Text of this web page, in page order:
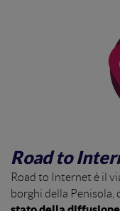
Road to
Road to Internet è il
borghi della Penisola,